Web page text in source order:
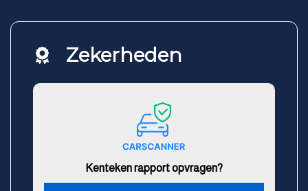
Zekerheden
Kenteken rapport opvragen?